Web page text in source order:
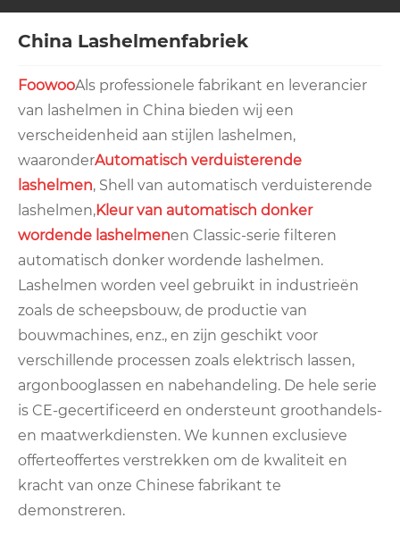
China Lashelmenfabriek
FoowooAls professionele fabrikant en leverancier
van lashelmen in China bieden wij een
verscheidenheid aan stijlen lashelmen,
waaronderAutomatisch verduisterende
lashelmen, Shell van automatisch verduisterende
lashelmen,Kleur van automatisch donker
wordende lashelmenen Classic-serie filteren
automatisch donker wordende lashelmen.
Lashelmen worden veel gebruikt in industrieën
zoals de scheepsbouw, de productie van
bouwmachines, enz., en zijn geschikt voor
verschillende processen zoals elektrisch lassen,
argonbooglassen en nabehandeling. De hele serie
is CE-gecertificeerd en ondersteunt groothandels-
en maatwerkdiensten. We kunnen exclusieve
offerteoffertes verstrekken om de kwaliteit en
kracht van onze Chinese fabrikant te
demonstreren.